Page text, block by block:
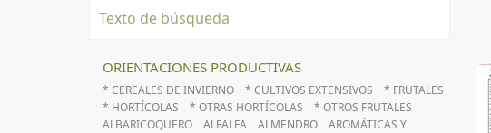
ORIENTACIONES PRODUCTIVAS
* CEREALES DE INVIERNO * CULTIVOS EXTENSIVOS
* FRUTALES
* HORTÍCOLAS
* OTRAS HORTÍCOLAS
* OTROS FRUTALES
ALBARICOQUERO
ALFALFA ALMENDRO
AROMÁTICAS Y